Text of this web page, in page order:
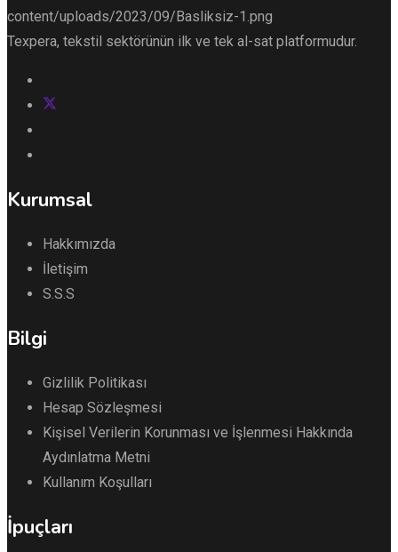
Texpera, tekstil sektörünün ilk ve tek al-sat platformudur.
Kurumsal
Hakkımızda
İletişim
S.S.S
Bilgi
Gizlilik Politikası
Hesap Sözleşmesi
Kişisel Verilerin Korunması ve İşlenmesi Hakkında
Aydınlatma Metni
Kullanım Koşulları
İpuçları